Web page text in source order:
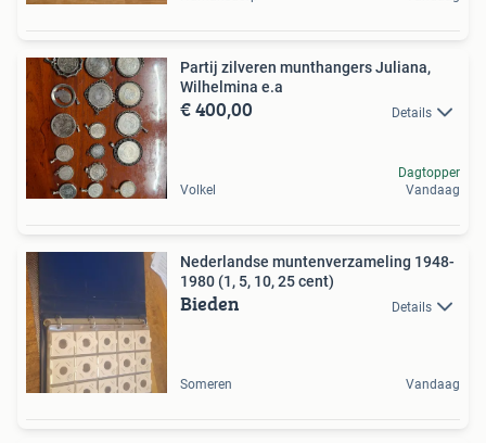
Partij zilveren munthangers Juliana,
Wilhelmina e.a
€ 400,00 Details
Volkel
Dagtopper
Vandaag
Nederlandse muntenverzameling 1948-
1980 (1, 5, 10, 25 cent)
Bieden Details
Someren Vandaag